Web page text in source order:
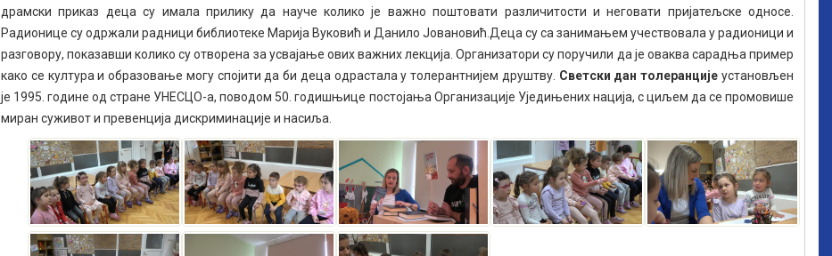
драмски приказ деца су имала прилику да науче колико је важно поштовати различитости и неговати пријатељске односе.
Радионице су одржали радници библиотеке Марија Вуковић и Данило Јовановић.Деца су са занимањем учествовала у радионици и
разговору, показавши колико су отворена за усвајање ових важних лекција. Организатори су поручили да је оваква сарадња пример
како се култура и образовање могу спојити да би деца одрастала у толерантнијем друштву. Светски дан толеранције установљен
је 1995. године од стране УНЕСЦО-а, поводом 50. годишњице постојања Организације Уједињених нација, с циљем да се промовише
миран суживот и превенција дискриминације и насиља.